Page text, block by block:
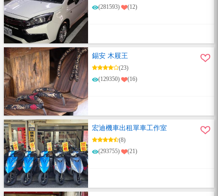
(281593)
(12)
錫安 木屐王
(23)
(129350)
(16)
宏迪機車出租單車工作室
(8)
(293755)
(21)